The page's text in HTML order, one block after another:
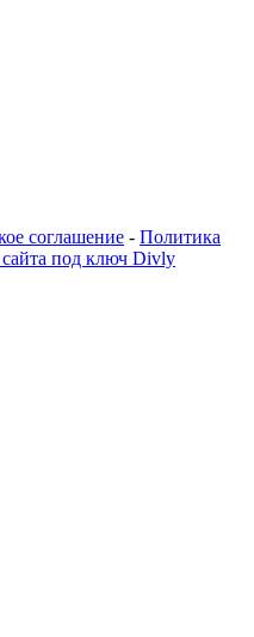
соглашение - Политика
под ключ Divly